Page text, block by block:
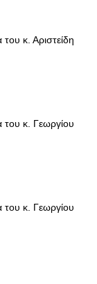
κ. Αριστείδη
κ. Γεωργίου
κ. Γεωργίου